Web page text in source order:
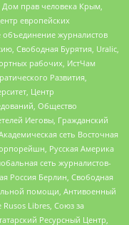
Дом прав человека Крым,
европейских
объединение журналистов
Свободная Бурятия, Uralic,
рабочих, ИстЧам
Развития,
Центр
Общество
Иеговы, Гражданский
сеть Восточная
Русская Америка
сеть журналистов-
Россия Берлин, Свободная
помощи, Антивоенный
Rusos Libres, Союз за
Ресурсный Центр,